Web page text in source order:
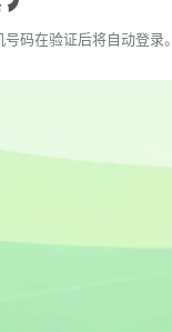
码在验证后将自动登录。